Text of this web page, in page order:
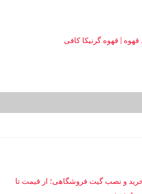
قهوه | قهوه گرنیکا کافی
خرید و نصب گیت فروشگاهی؛ از قیمت تا